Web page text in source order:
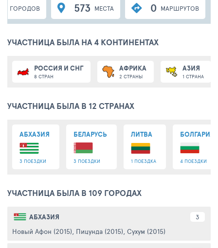
ГОРОДОВ 573 МЕСТА 0 МАРШРУТОВ
УЧАСТНИЦА БЫЛА НА 4 КОНТИНЕНТАХ
РОССИЯ И СНГ
8 СТРАН
АФРИКА
2 СТРАНЫ
АЗИЯ
1 СТРАНА
УЧАСТНИЦА БЫЛА В 12 СТРАНАХ
АБХАЗИЯ
3 ПОЕЗДКИ
БЕЛАРУСЬ
3 ПОЕЗДКИ
ЛИТВА
1 ПОЕЗДКА
БОЛГАРИЯ
4 ПОЕЗДКИ
УЧАСТНИЦА БЫЛА В 109 ГОРОДАХ
АБХАЗИЯ 3
Новый Афон (2015), Пицунда (2015), Сухум (2015)